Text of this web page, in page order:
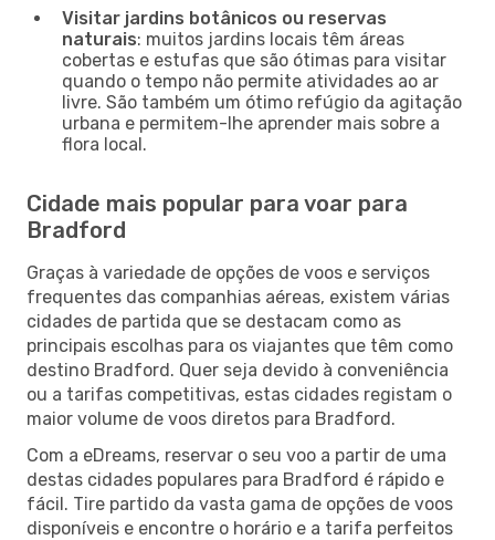
Visitar jardins botânicos ou reservas
naturais: muitos jardins locais têm áreas
cobertas e estufas que são ótimas para visitar
quando o tempo não permite atividades ao ar
livre. São também um ótimo refúgio da agitação
urbana e permitem-lhe aprender mais sobre a
flora local.
Cidade mais popular para voar para
Bradford
Graças à variedade de opções de voos e serviços
frequentes das companhias aéreas, existem várias
cidades de partida que se destacam como as
principais escolhas para os viajantes que têm como
destino Bradford. Quer seja devido à conveniência
ou a tarifas competitivas, estas cidades registam o
maior volume de voos diretos para Bradford.
Com a eDreams, reservar o seu voo a partir de uma
destas cidades populares para Bradford é rápido e
fácil. Tire partido da vasta gama de opções de voos
disponíveis e encontre o horário e a tarifa perfeitos